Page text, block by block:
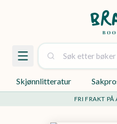
Skjønnlitteratur
FRI FRAKT